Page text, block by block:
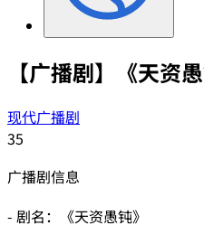
【广播剧】《天资
现代广播剧
35
广播剧信息
- 剧名：《天资愚钝》